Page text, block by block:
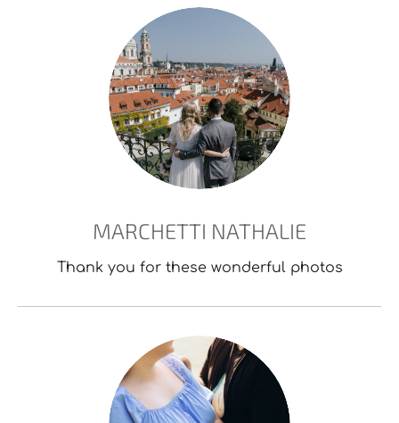
MARCHETTI NATHALIE
Thank you for these wonderful photos